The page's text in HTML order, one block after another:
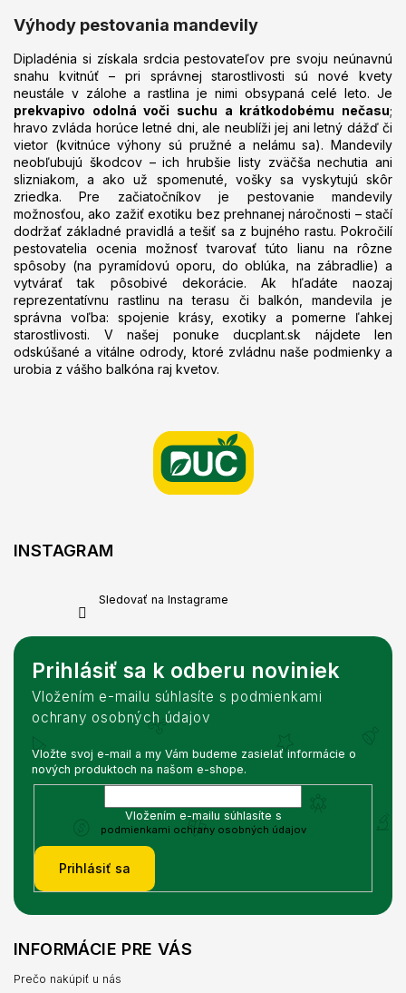
Výhody pestovania mandevily
Dipladénia si získala srdcia pestovateľov pre svoju neúnavnú
snahu kvitnúť – pri správnej starostlivosti sú nové kvety
neustále v zálohe a rastlina je nimi obsypaná celé leto. Je
prekvapivo odolná voči suchu a krátkodobému nečasu;
hravo zvláda horúce letné dni, ale neublíži jej ani letný dážď či
vietor (kvitnúce výhony sú pružné a nelámu sa). Mandevily
neobľubujú škodcov – ich hrubšie listy zväčša nechutia ani
slizniakom, a ako už spomenuté, vošky sa vyskytujú skôr
zriedka. Pre začiatočníkov je pestovanie mandevily
možnosťou, ako zažiť exotiku bez prehnanej náročnosti – stačí
dodržať základné pravidlá a tešiť sa z bujného rastu. Pokročilí
pestovatelia ocenia možnosť tvarovať túto lianu na rôzne
spôsoby (na pyramídovú oporu, do oblúka, na zábradlie) a
vytvárať tak pôsobivé dekorácie. Ak hľadáte naozaj
reprezentatívnu rastlinu na terasu či balkón, mandevila je
správna voľba: spojenie krásy, exotiky a pomerne ľahkej
starostlivosti. V našej ponuke ducplant.sk nájdete len
odskúšané a vitálne odrody, ktoré zvládnu naše podmienky a
urobia z vášho balkóna raj kvetov.
INSTAGRAM
Sledovať na Instagrame
Prihlásiť sa k odberu noviniek
Vložením e-mailu súhlasíte s podmienkami
ochrany osobných údajov
Vložte svoj e-mail a my Vám budeme zasielať informácie o
nových produktoch na našom e-shope.
Vložením e-mailu súhlasíte s
podmienkami ochrany osobných údajov
Prihlásiť sa
INFORMÁCIE PRE VÁS
Prečo nakúpiť u nás